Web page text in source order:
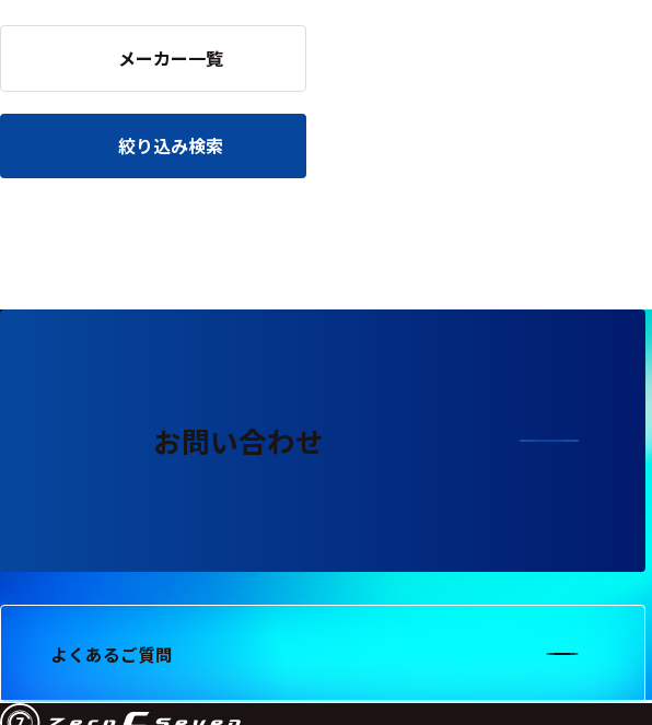
選
た
条
ク
698
表
メーカー一覧
絞り込み検索
お問い合わせ
よくあるご質問